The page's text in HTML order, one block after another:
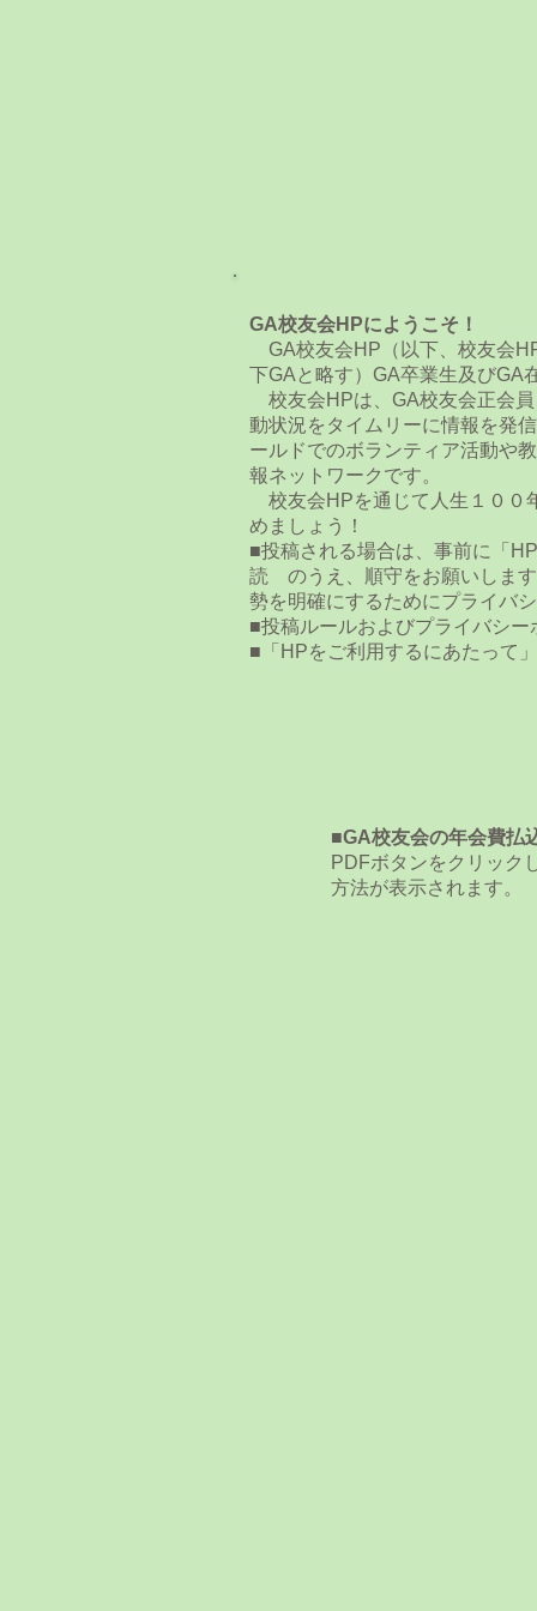
GA校友会HPにようこそ！
GA校友会HP（以下、校友会
下GAと略す）GA卒業生及びGA
校友会HPは、GA校友会正会
動状況をタイムリーに情報を発
ールドでのボランティア活動や
報ネットワークです。
校友会HPを通じて人生１００
めましょう！​
■投稿される場合は、事前に「
読 のうえ、順守をお願いしま
勢を明確にするためにプライバ
■投稿ルールおよびプライバシ
■「HPをご利用するにあたって
■GA校友会の年会費払
PDFボタンをクリック
方法が表示されます。